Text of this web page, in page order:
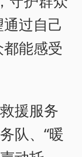
过自己
能感受
援服务
队、“暖